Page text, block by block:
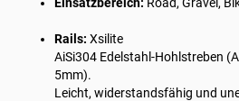
Rails: Xsilite
AiSi304 Edelstahl-Hohlstreben
5mm).
Leicht, widerstandsfähig und